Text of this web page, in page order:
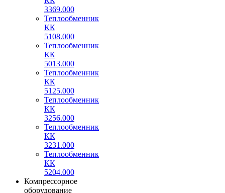
3369.000
Теплообменник
КК
5108.000
Теплообменник
КК
5013.000
Теплообменник
КК
5125.000
Теплообменник
КК
3256.000
Теплообменник
КК
3231.000
Теплообменник
КК
5204.000
Компрессорное
оборудование